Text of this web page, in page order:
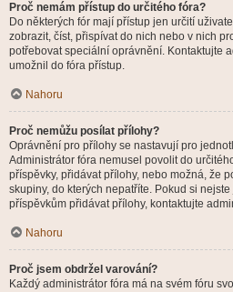
Proč nemám přístup do určitého fóra?
Do některých fór mají přístup jen určití
zobrazit, číst, přispívat do nich nebo v nich
potřebovat speciální oprávnění. Kontaktujte
umožnil do fóra přístup.
Nahoru
Proč nemůžu posílat přílohy?
Oprávnění pro přílohy se nastavují pro
Administrátor fóra nemusel povolit do
příspěvky, přidávat přílohy, nebo možná, že
skupiny, do kterých nepatříte. Pokud si
příspěvkům přidávat přílohy, kontaktujte
Nahoru
Proč jsem obdržel varování?
Každý administrátor fóra má na svém fóru